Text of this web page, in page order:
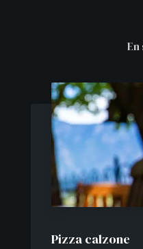
En
Pizza calzone